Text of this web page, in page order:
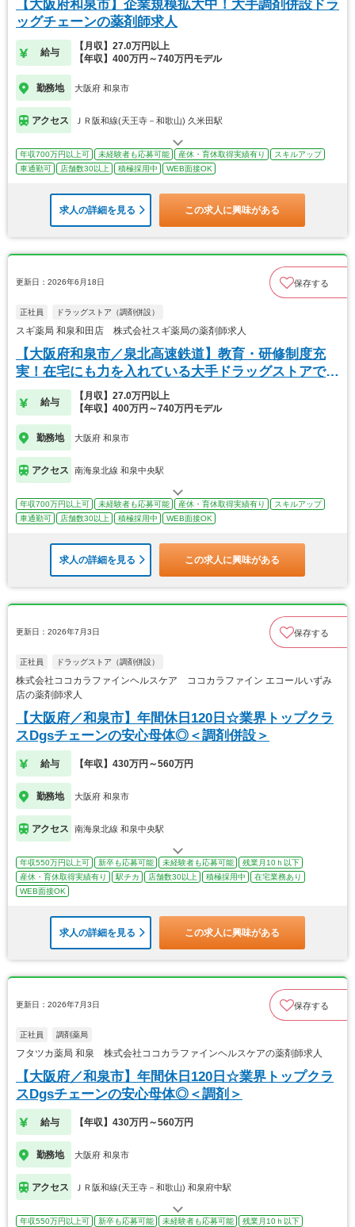
【大阪府和泉市】企業規模拡大中！大手調剤併設ドラ
ッグチェーンの薬剤師求人
給与
【月収】27.0万円以上
【年収】400万円～740万円モデル
勤務地 大阪府 和泉市
アクセス ＪＲ阪和線(天王寺－和歌山) 久米田駅
年収700万円以上可 未経験者も応募可能 産休・育休取得実績有り
スキルアップ
車通勤可
店舗数30以上 積極採用中 WEB面接OK
求人の詳細を見る この求人に興味がある
更新日：2026年6月18日 保存する
正社員 ドラッグストア（調剤併設）
スギ薬局 和泉和田店 株式会社スギ薬局の薬剤師求人
【大阪府和泉市／泉北高速鉄道】教育・研修制度充
実！在宅にも力を入れている大手ドラッグストアで
す！
給与
【月収】27.0万円以上
【年収】400万円～740万円モデル
勤務地 大阪府 和泉市
アクセス 南海泉北線 和泉中央駅
年収700万円以上可 未経験者も応募可能 産休・育休取得実績有り
スキルアップ
車通勤可
店舗数30以上 積極採用中 WEB面接OK
求人の詳細を見る この求人に興味がある
更新日：2026年7月3日 保存する
正社員 ドラッグストア（調剤併設）
株式会社ココカラファインヘルスケア ココカラファイン エコールいずみ
店の薬剤師求人
【大阪府／和泉市】年間休日120日☆業界トップクラ
スDgsチェーンの安心母体◎＜調剤併設＞
給与 【年収】430万円～560万円
勤務地 大阪府 和泉市
アクセス 南海泉北線 和泉中央駅
年収550万円以上可 新卒も応募可能 未経験者も応募可能
残業月10ｈ以下
産休・育休取得実績有り
駅チカ 店舗数30以上 積極採用中
在宅業務あり
WEB面接OK
求人の詳細を見る この求人に興味がある
更新日：2026年7月3日 保存する
正社員 調剤薬局
フタツカ薬局 和泉 株式会社ココカラファインヘルスケアの薬剤師求人
【大阪府／和泉市】年間休日120日☆業界トップクラ
スDgsチェーンの安心母体◎＜調剤＞
給与 【年収】430万円～560万円
勤務地 大阪府 和泉市
アクセス ＪＲ阪和線(天王寺－和歌山) 和泉府中駅
年収550万円以上可 新卒も応募可能 未経験者も応募可能
残業月10ｈ以下